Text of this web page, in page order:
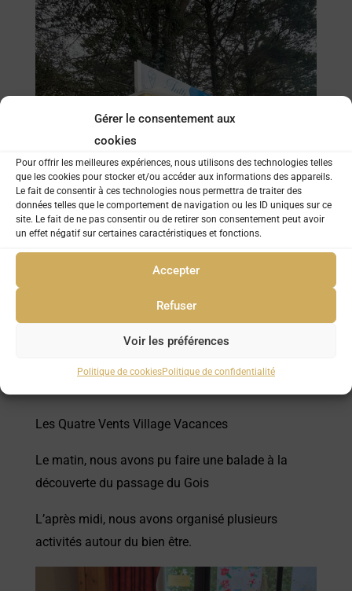
Gérer le consentement aux
cookies
Pour offrir les meilleures expériences, nous utilisons des technologies telles
que les cookies pour stocker et/ou accéder aux informations des appareils.
Le fait de consentir à ces technologies nous permettra de traiter des
données telles que le comportement de navigation ou les ID uniques sur ce
site. Le fait de ne pas consentir ou de retirer son consentement peut avoir
un effet négatif sur certaines caractéristiques et fonctions.
Accepter
Refuser
Voir les préférences
Politique de cookiesPolitique de confidentialité
Les Quatre Vents Village Vacances
Le matin, nous avons pu faire une balade à la
découverte du passage du Gois
L’après midi, nous avons organisé plusieurs
activités autour du bien être.